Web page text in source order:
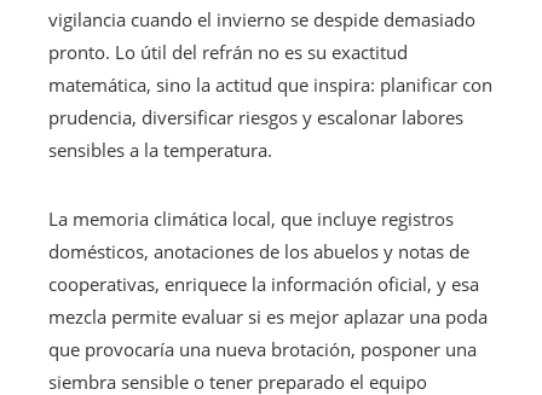
vigilancia cuando el invierno se despide demasiado
pronto. Lo útil del refrán no es su exactitud
matemática, sino la actitud que inspira: planificar con
prudencia, diversificar riesgos y escalonar labores
sensibles a la temperatura.
La memoria climática local, que incluye registros
domésticos, anotaciones de los abuelos y notas de
cooperativas, enriquece la información oficial, y esa
mezcla permite evaluar si es mejor aplazar una poda
que provocaría una nueva brotación, posponer una
siembra sensible o tener preparado el equipo